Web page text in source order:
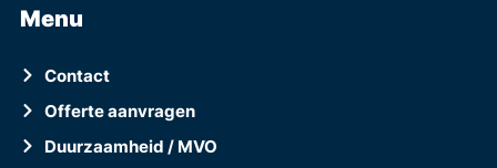
Menu
Contact
Offerte aanvragen
Duurzaamheid / MVO